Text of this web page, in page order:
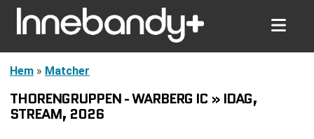
Hem » Matcher
THORENGRUPPEN - WARBERG IC » IDAG,
STREAM, 2026